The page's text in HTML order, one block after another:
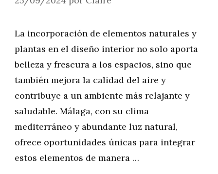
La incorporación de elementos naturales y
plantas en el diseño interior no solo aporta
belleza y frescura a los espacios, sino que
también mejora la calidad del aire y
contribuye a un ambiente más relajante y
saludable. Málaga, con su clima
mediterráneo y abundante luz natural,
ofrece oportunidades únicas para integrar
estos elementos de manera …